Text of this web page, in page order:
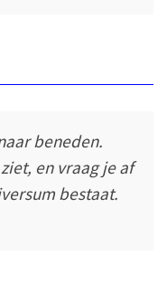
beneden.
en vraag je af
bestaat.